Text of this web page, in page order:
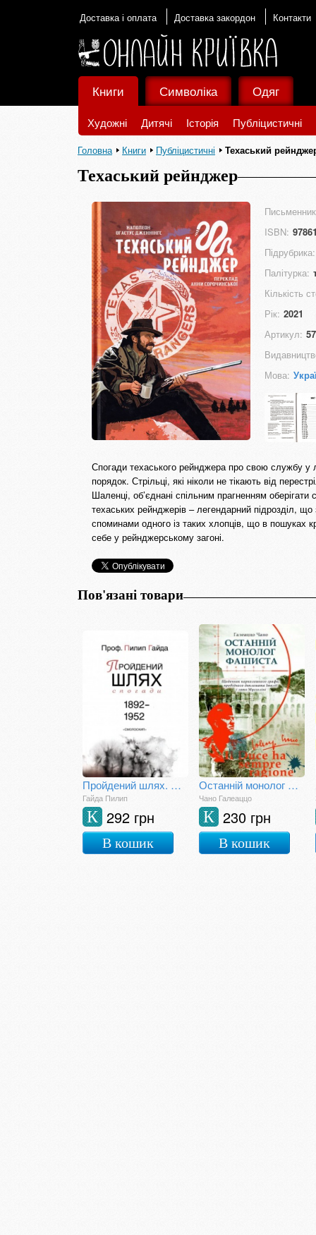
Доставка і оплата Доставка закордон Контакти
Книги
Художні Дитячі Історія Публіцистичні
Символіка Одяг
Головна Книги Публіцистичні Техаський
Техаський рейнджер
ISBN:
Підрубрика:
Палітурка:
Кількість
Рік: 2021
Артикул:
Мова:
Спогади техаського рейнджера про свою службу у
порядок. Стрільці, які ніколи не тікають від
Шаленці, об’єднані спільним прагненням
техаських рейнджерів – легендарний підрозділ,
споминами одного із таких хлопців, що в пошуках
себе у рейнджерському загоні.
Пов'язані товари
Пройдений шлях. Спогади 1892-1952
Гайда Пилип
292 грн
К
В кошик
Останній монолог фашиста
Чано Галеаццо
230 грн
К
В кошик